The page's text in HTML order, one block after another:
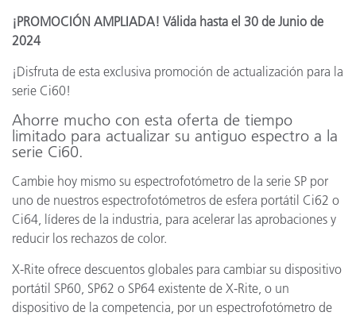
¡PROMOCIÓN AMPLIADA! Válida hasta el 30 de Junio de
2024
¡Disfruta de esta exclusiva promoción de actualización para la
serie Ci60!
Ahorre mucho con esta oferta de tiempo
limitado para actualizar su antiguo espectro a la
serie Ci60.
Cambie hoy mismo su espectrofotómetro de la serie SP por
uno de nuestros espectrofotómetros de esfera portátil Ci62 o
Ci64, líderes de la industria, para acelerar las aprobaciones y
reducir los rechazos de color.
X-Rite ofrece descuentos globales para cambiar su dispositivo
portátil SP60, SP62 o SP64 existente de X-Rite, o un
dispositivo de la competencia, por un espectrofotómetro de